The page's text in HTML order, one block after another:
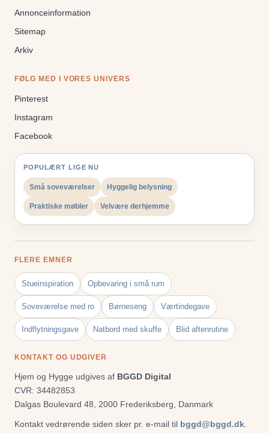
Annonceinformation
Sitemap
Arkiv
FØLG MED I VORES UNIVERS
Pinterest
Instagram
Facebook
POPULÆRT LIGE NU
Små soveværelser Hyggelig belysning
Praktiske møbler Velvære derhjemme
FLERE EMNER
Stueinspiration Opbevaring i små rum
Soveværelse med ro Børneseng Værtindegave
Indflytningsgave Natbord med skuffe Blid aftenrutine
KONTAKT OG UDGIVER
Hjem og Hygge udgives af BGGD Digital
CVR: 34482853
Dalgas Boulevard 48, 2000 Frederiksberg, Danmark
Kontakt vedrørende siden sker pr. e-mail til bggd@bggd.dk